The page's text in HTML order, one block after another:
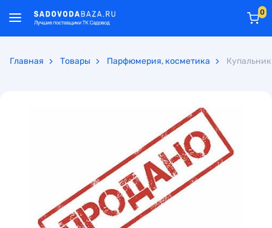
0
Главная Товары Парфюмерия, косметика